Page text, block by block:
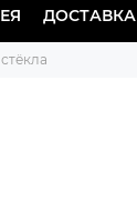
ДОСТАВКА